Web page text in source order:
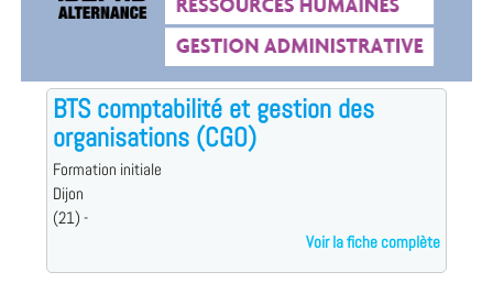
BTS comptabilité et gestion des
organisations (CGO)
Formation initiale
Dijon
(21) -
Voir la fiche complète